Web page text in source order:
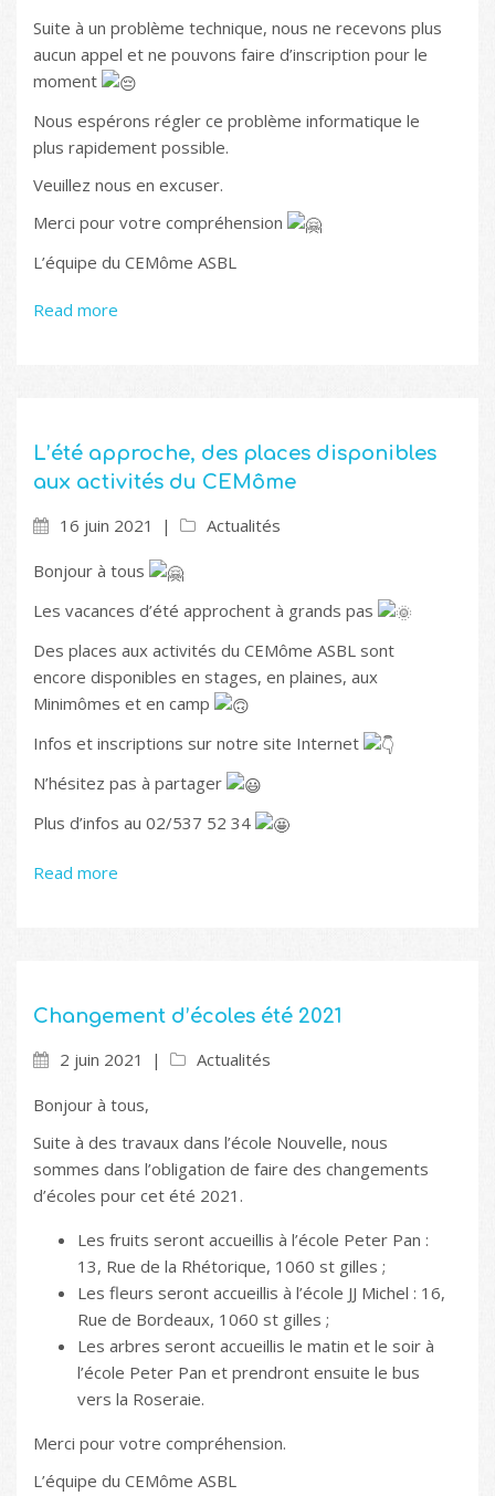
Suite à un problème technique, nous ne recevons plus
aucun appel et ne pouvons faire d’inscription pour le
moment
Nous espérons régler ce problème informatique le
plus rapidement possible.
Veuillez nous en excuser.
Merci pour votre compréhension
L’équipe du CEMôme ASBL
Read more
L’été approche, des places disponibles
aux activités du CEMôme
16 juin 2021
Actualités
Bonjour à tous
Les vacances d’été approchent à grands pas
Des places aux activités du CEMôme ASBL sont
encore disponibles en stages, en plaines, aux
Minimômes et en camp
Infos et inscriptions sur notre site Internet
N’hésitez pas à partager
Plus d’infos au 02/537 52 34
Read more
Changement d’écoles été 2021
2 juin 2021
Actualités
Bonjour à tous,
Suite à des travaux dans l’école Nouvelle, nous
sommes dans l’obligation de faire des changements
d’écoles pour cet été 2021.
Les fruits seront accueillis à l’école Peter Pan :
13, Rue de la Rhétorique, 1060 st gilles ;
Les fleurs seront accueillis à l’école JJ Michel : 16,
Rue de Bordeaux, 1060 st gilles ;
Les arbres seront accueillis le matin et le soir à
l’école Peter Pan et prendront ensuite le bus
vers la Roseraie.
Merci pour votre compréhension.
L’équipe du CEMôme ASBL